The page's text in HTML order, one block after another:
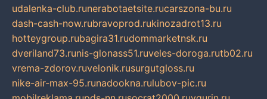
udalenka-club.runerabotaetsite.rucarszona-bu.ru
dash-cash-now.rubravoprod.rukinozadrot13.ru
hotteygroup.rubagira31.rudommarketnsk.ru
dveriland73.runis-glonass51.ruveles-doroga.rutb02.ru
vrema-zdorov.ruvelonik.rusurgutgloss.ru
nike-air-max-95.runadookna.rulubov-pic.ru